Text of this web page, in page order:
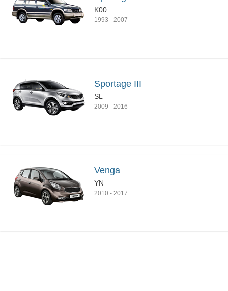
K00
1993 - 2007
Sportage III
SL
2009 - 2016
Venga
YN
2010 - 2017